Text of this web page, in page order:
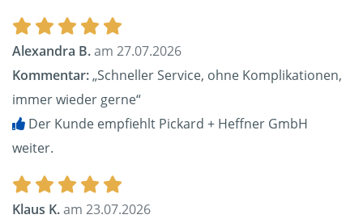
Alexandra B.am 27.07.2026
Kommentar:„Schneller Service, ohne Komplikationen,
immer wieder gerne“
Der Kunde empfiehlt Pickard + Heffner GmbH
weiter.
Klaus K.am 23.07.2026